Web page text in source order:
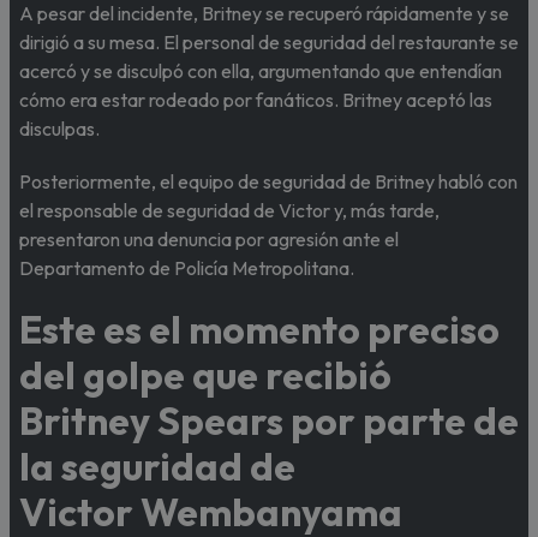
A pesar del incidente, Britney se recuperó rápidamente y se
dirigió a su mesa. El personal de seguridad del restaurante se
acercó y se disculpó con ella, argumentando que entendían
cómo era estar rodeado por fanáticos. Britney aceptó las
disculpas.
Posteriormente, el equipo de seguridad de Britney habló con
el responsable de seguridad de Victor y, más tarde,
presentaron una denuncia por agresión ante el
Departamento de Policía Metropolitana.
Este es el momento preciso
del golpe que recibió
Britney Spears por parte de
la seguridad de
Victor Wembanyama